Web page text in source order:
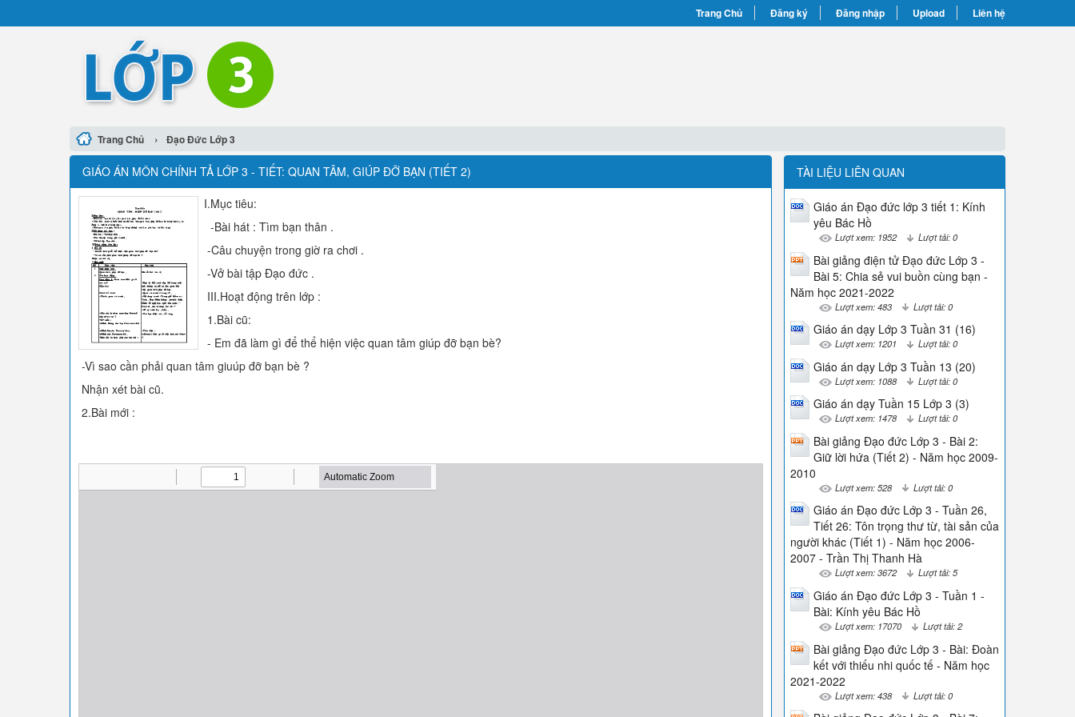
Trang Chủ Đăng ký Đăng nhập Upload Liên hệ
Trang Chủ › Đạo Đức Lớp 3
GIÁO ÁN MÔN CHÍNH TẢ LỚP 3 - TIẾT: QUAN TÂM, GIÚP ĐỠ BẠN (TIẾT 2)
I.Mục tiêu:
-Bài hát : Tìm bạn thân .
-Câu chuyện trong giờ ra chơi .
-Vở bài tập Đạo đức .
III.Hoạt động trên lớp :
1.Bài cũ:
- Em đã làm gì để thể hiện việc quan tâm giúp đỡ bạn bè?
-Vì sao cần phải quan tâm giuúp đỡ bạn bè ?
Nhận xét bài cũ.
2.Bài mới :
TÀI LIỆU LIÊN QUAN
Giáo án Đạo đức lớp 3 tiết 1: Kính
yêu Bác Hồ
Lượt xem: 1952 Lượt tải: 0
Bài giảng điện tử Đạo đức Lớp 3 -
Bài 5: Chia sẻ vui buồn cùng bạn -
Năm học 2021-2022
Lượt xem: 483 Lượt tải: 0
Giáo án dạy Lớp 3 Tuần 31 (16)
Lượt xem: 1201 Lượt tải: 0
Giáo án dạy Lớp 3 Tuần 13 (20)
Lượt xem: 1088 Lượt tải: 0
Giáo án dạy Tuần 15 Lớp 3 (3)
Lượt xem: 1478 Lượt tải: 0
Bài giảng Đạo đức Lớp 3 - Bài 2:
Giữ lời hứa (Tiết 2) - Năm học 2009-
2010
Lượt xem: 528 Lượt tải: 0
Giáo án Đạo đức Lớp 3 - Tuần 26,
Tiết 26: Tôn trọng thư từ, tài sản của
người khác (Tiết 1) - Năm học 2006-
2007 - Trần Thị Thanh Hà
Lượt xem: 3672 Lượt tải: 5
Giáo án Đạo đức Lớp 3 - Tuần 1 -
Bài: Kính yêu Bác Hồ
Lượt xem: 17070 Lượt tải: 2
Bài giảng Đạo đức Lớp 3 - Bài: Đoàn
kết với thiếu nhi quốc tế - Năm học
2021-2022
Lượt xem: 438 Lượt tải: 0